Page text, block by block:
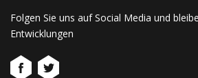
Folgen Sie uns auf Social Media und
Entwicklungen
gtag('consent', 'update', function() {
window.dataLayer || [];